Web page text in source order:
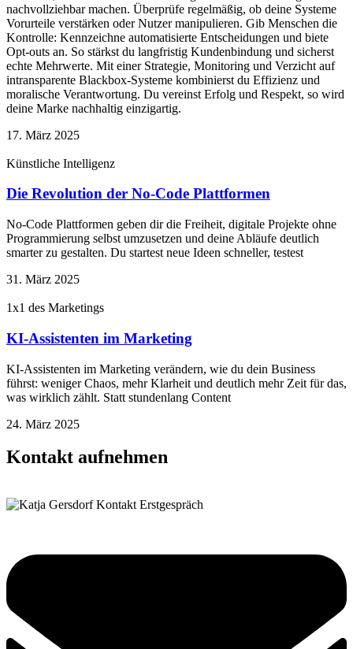
nachvollziehbar machen. Überprüfe regelmäßig, ob deine Systeme
Vorurteile verstärken oder Nutzer manipulieren. Gib Menschen die
Kontrolle: Kennzeichne automatisierte Entscheidungen und biete
Opt-outs an. So stärkst du langfristig Kundenbindung und sicherst
echte Mehrwerte. Mit einer Strategie, Monitoring und Verzicht auf
intransparente Blackbox-Systeme kombinierst du Effizienz und
moralische Verantwortung. Du vereinst Erfolg und Respekt, so wird
deine Marke nachhaltig einzigartig.
17. März 2025
Künstliche Intelligenz
Die Revolution der No-Code Plattformen
No-Code Plattformen geben dir die Freiheit, digitale Projekte ohne
Programmierung selbst umzusetzen und deine Abläufe deutlich
smarter zu gestalten. Du startest neue Ideen schneller, testest
31. März 2025
1x1 des Marketings
KI-Assistenten im Marketing
KI-Assistenten im Marketing verändern, wie du dein Business
führst: weniger Chaos, mehr Klarheit und deutlich mehr Zeit für das,
was wirklich zählt. Statt stundenlang Content
24. März 2025
Kontakt aufnehmen